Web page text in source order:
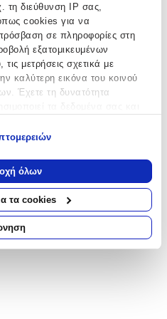
διεύθυνση IP σας,
cookies για να
σε πληροφορίες στη
εξατομικευμένων
μετρήσεις σχετικά με
καλύτερη εικόνα του κοινού
Έχετε τη δυνατότητα
σχετικά με τη γεωγραφική
να είναι ακριβείς σε
σας σαρώνοντας ενεργά
(δακτυλικό αποτύπωμα)
τον τρόπο επεξεργασίας των
τις προτιμήσεις σας
ανά πάσα στιγμή από τη
όλων
τα cookies